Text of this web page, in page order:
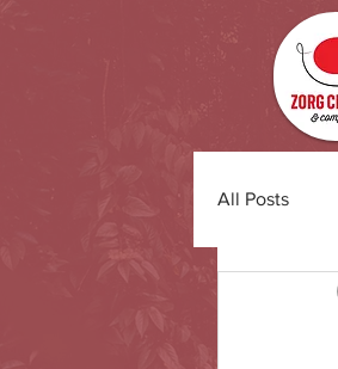
All Posts